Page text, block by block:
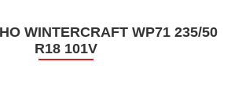
WINTERCRAFT WP71 235/50
R18 101V